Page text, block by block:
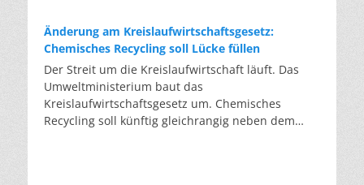
die Verfahren laufen heute deutlich schneller. Die
Halbjahresbilanz der Branche bestätigt dieses
genehmigt, doch im ersten Halbjahr gingen netto
nur rund zwei Gigawatt ans Netz. Der Bestand
liegt damit bei etwa 70 Gigawatt. Das gesetzliche
Zwischenziel von 84 Gigawatt zum Jahresende ist
Änderung am Kreislaufwirtschaftsgesetz:
Chemisches Recycling soll Lücke füllen
Der Streit um die Kreislaufwirtschaft läuft. Das
Umweltministerium baut das
Kreislaufwirtschaftsgesetz um. Chemisches
Recycling soll künftig gleichrangig neben dem